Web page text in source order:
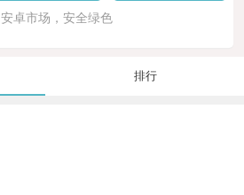
安卓市场，安全绿色
排行